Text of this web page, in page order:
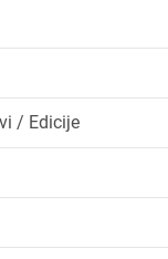
/ Edicije